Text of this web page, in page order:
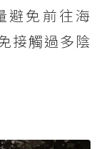
避免前往海
接觸過多陰